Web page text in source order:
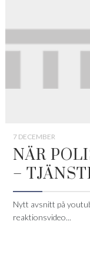
7 DECEMBER
NÄR
–
Nytt avsnitt på
reaktionsvideo...